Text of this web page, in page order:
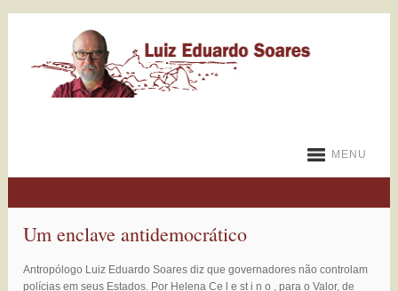
MENU
Um enclave antidemocrático
Antropólogo Luiz Eduardo Soares diz que governadores não controlam
polícias em seus Estados. Por Helena Ce l e st i n o , para o Valor, de